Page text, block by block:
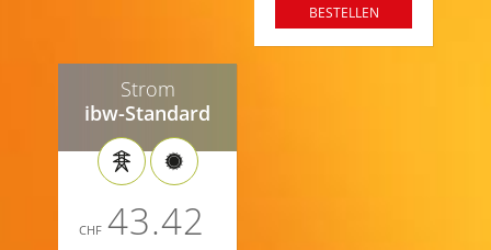
BESTELLEN
Strom
ibw-Standard
CHF 43.42